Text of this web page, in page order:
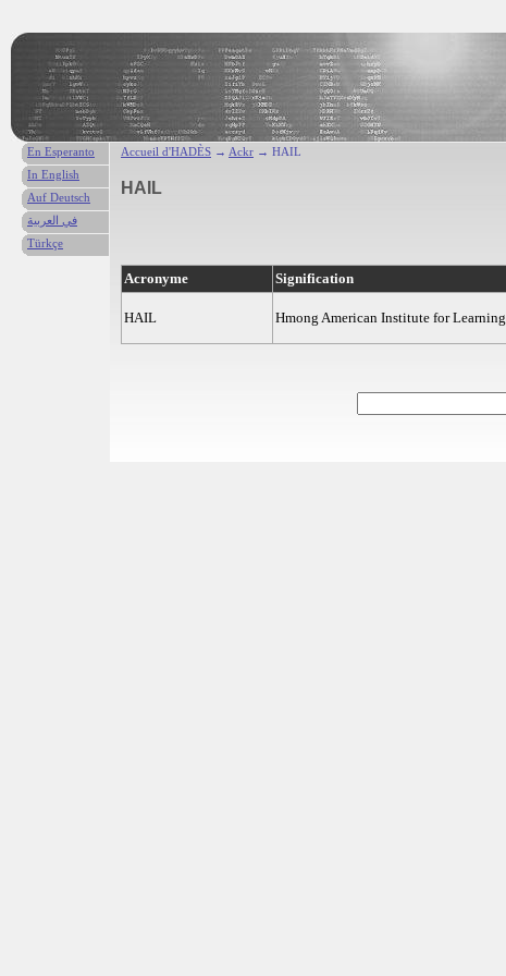
Accueil d'HADÈS → Ackr → HAIL
HAIL
Acronyme Signification
HAIL Hmong American Institute for Learning
En Esperanto
In English
Auf Deutsch
في العربية
Türkçe